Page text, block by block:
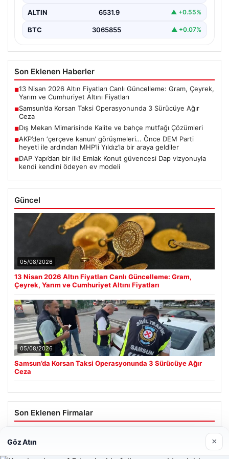
ALTIN 6531.9 ▲ +0.55%
BTC 3065855 ▲ +0.07%
Son Eklenen Haberler
■13 Nisan 2026 Altın Fiyatları Canlı Güncelleme: Gram, Çeyrek,
Yarım ve Cumhuriyet Altını Fiyatları
■Samsun’da Korsan Taksi Operasyonunda 3 Sürücüye Ağır
Ceza
■Dış Mekan Mimarisinde Kalite ve bahçe mutfağı Çözümleri
■AKP’den ‘çerçeve kanun’ görüşmeleri… Önce DEM Parti
heyeti ile ardından MHP’li Yıldız’la bir araya geldiler
■DAP Yapı’dan bir ilk! Emlak Konut güvencesi Dap vizyonuyla
kendi kendini ödeyen ev modeli
Güncel
05/08/2026
13 Nisan 2026 Altın Fiyatları Canlı Güncelleme: Gram,
Çeyrek, Yarım ve Cumhuriyet Altını Fiyatları
05/08/2026
Samsun’da Korsan Taksi Operasyonunda 3 Sürücüye Ağır
Ceza
Son Eklenen Firmalar
Göz Atın ×